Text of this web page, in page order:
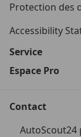
Protection des
Accessibility
Service
Espace Pro
Contact
AutoScout24